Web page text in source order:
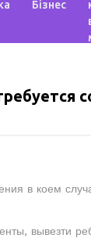
Бізнес
в коем
вывезти